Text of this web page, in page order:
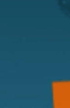
La
Llénate
Más de
Iberostar
Visit